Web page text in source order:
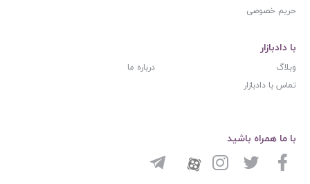
حریم خصوصی
با دادبازار
وبلاگ
درباره ما
تماس با دادبازار
با ما همراه باشید